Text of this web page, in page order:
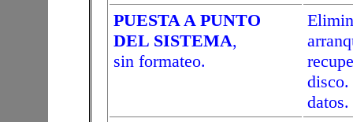
PUESTA A PUNTO
DEL SISTEMA,
sin formateo.
datos.